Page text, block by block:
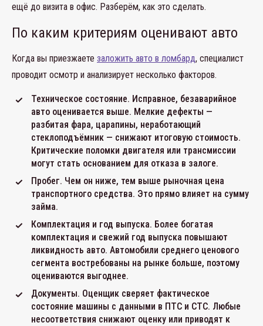
ещё до визита в офис. Разберём, как это сделать.
По каким критериям оценивают авто
Когда вы приезжаете заложить авто в ломбард, специалист
проводит осмотр и анализирует несколько факторов.
Техническое состояние. Исправное, безаварийное
авто оценивается выше. Мелкие дефекты —
разбитая фара, царапины, неработающий
стеклоподъёмник — снижают итоговую стоимость.
Критические поломки двигателя или трансмиссии
могут стать основанием для отказа в залоге.
Пробег. Чем он ниже, тем выше рыночная цена
транспортного средства. Это прямо влияет на сумму
займа.
Комплектация и год выпуска. Более богатая
комплектация и свежий год выпуска повышают
ликвидность авто. Автомобили среднего ценового
сегмента востребованы на рынке больше, поэтому
оцениваются выгоднее.
Документы. Оценщик сверяет фактическое
состояние машины с данными в ПТС и СТС. Любые
несоответствия снижают оценку или приводят к